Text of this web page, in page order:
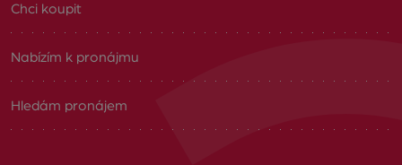
Chci koupit
Nabízím k pronájmu
Hledám pronájem